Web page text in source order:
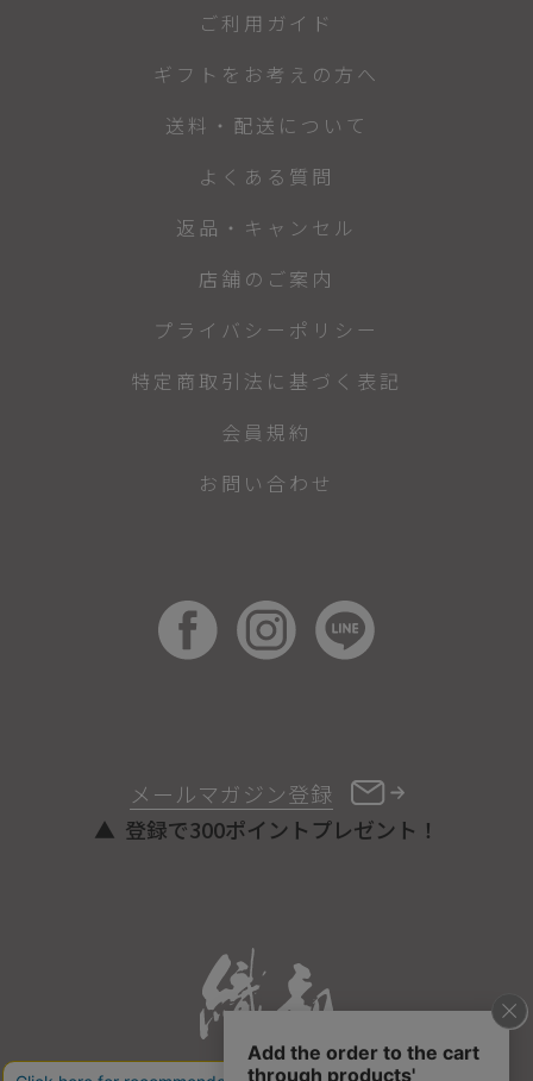
メールマガジン登録
登録で300ポイントプレゼント！
ご利用ガイド
ギフトをお考えの方へ
送料・配送について
よくある質問
返品・キャンセル
店舗のご案内
プライバシーポリシー
特定商取引法に基づく表記
会員規約
お問い合わせ